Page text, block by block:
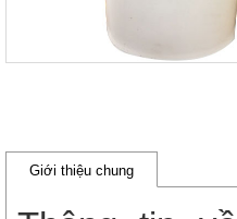
Giới thiệu chung